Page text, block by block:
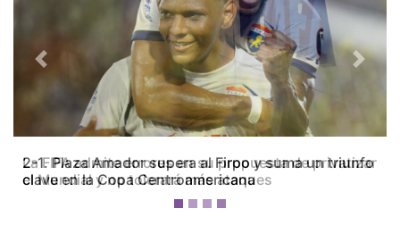
La FIFA admite errores en su propuesta de privatizar
el Mundial y no tolerará más ataques
Previous Next